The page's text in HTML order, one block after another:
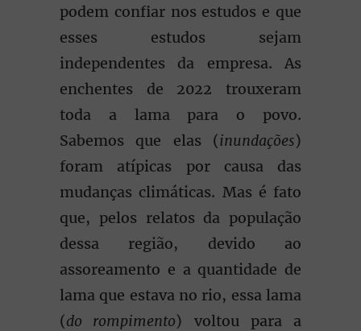
podem confiar nos estudos e que
esses estudos sejam
independentes da empresa. As
enchentes de 2022 trouxeram
toda a lama para o povo.
Sabemos que elas (inundações)
foram atípicas por causa das
mudanças climáticas. Mas é fato
que, pelos relatos da população
dessa região, devido ao
assoreamento e a quantidade de
lama que estava no rio, essa lama
(do rompimento) voltou para a